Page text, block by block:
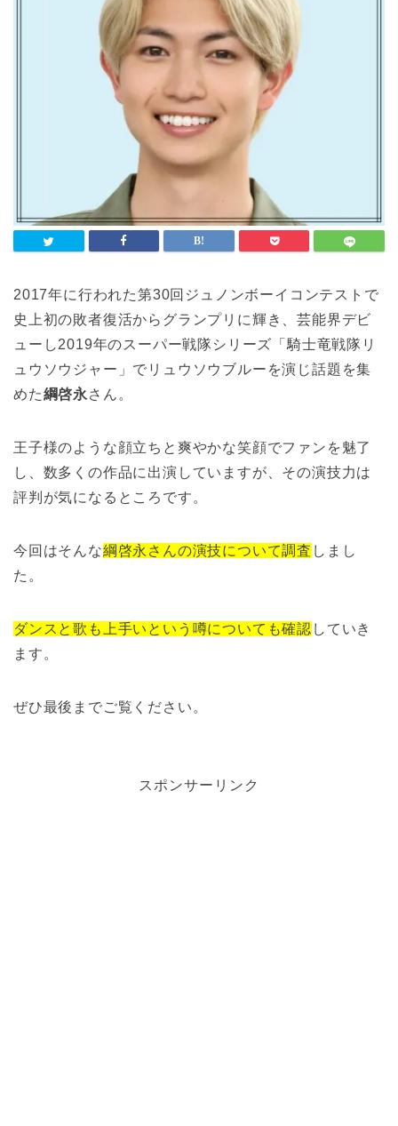
2017年に行われた第30回ジュノンボーイコンテストで
史上初の敗者復活からグランプリに輝き、芸能界デビ
ューし2019年のスーパー戦隊シリーズ「騎士竜戦隊リ
ュウソウジャー」でリュウソウブルーを演じ話題を集
めた綱啓永 さん。
王子様のような顔立ちと爽やかな笑顔でファンを魅了
し、数多くの作品に出演していますが、その演技力は
評判が気になるところです。
今回はそんな綱啓永さんの演技について調査 しまし
た。
ダンスと歌も上手いという噂についても確認 していき
ます。
ぜひ最後までご覧ください。
スポンサーリンク